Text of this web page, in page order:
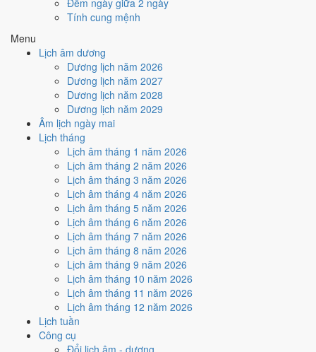
Tính cung mệnh
Menu
Lịch âm dương
Dương lịch năm 2026
Dương lịch năm 2027
Dương lịch năm 2028
Dương lịch năm 2029
Âm lịch ngày mai
Lịch tháng
Lịch âm tháng 1 năm 2026
Lịch âm tháng 2 năm 2026
Lịch âm tháng 3 năm 2026
Lịch âm tháng 4 năm 2026
Lịch âm tháng 5 năm 2026
Lịch âm tháng 6 năm 2026
Lịch âm tháng 7 năm 2026
Lịch âm tháng 8 năm 2026
Lịch âm tháng 9 năm 2026
Lịch âm tháng 10 năm 2026
Lịch âm tháng 11 năm 2026
Lịch âm tháng 12 năm 2026
Lịch tuần
Công cụ
Đổi lịch âm - dương
Trung bình
Ký hợp đồng - giao ước hôm nay ở
hợp
Cách tính ngày tốt
Động thổ - khởi công
Trung bình
Động thổ - khởi công hôm nay ở
hợp
Ngày Hoàng Đạo, nhưng Trực Nguy kéo giảm điểm.
Cách tính ngày tốt
Nhập trạch - vào nhà mới
Tốt
Nhập trạch - vào nhà mới hôm nay ở
Ngày Hoàng Đạo.
Cách tính ngày tốt
Mua xe - tậu xe
Trung bình
Mua xe - tậu xe hôm nay ởmức trung bình (4/10)
Ngày Hoàng Đạo, nhưng Trực Nguy kéo giảm điểm.
Cách tính ngày tốt
Xuất hành - đi xa
6
/10Tốt
Xuất hành - đi xa hôm nay ở
Hoàng Đạo